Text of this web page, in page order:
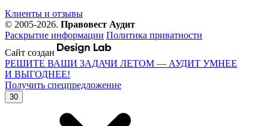
Клиенты и отзывы
© 2005-2026. Правовест Аудит
Раскрытие информации Политика приватности
Сайт создан
РЕШИТЕ ВАШИ ЗАДАЧИ ЛЕТОМ — АУДИТ УМНЕЕ
И ВЫГОДНЕЕ!
Получить спецпредложение
30